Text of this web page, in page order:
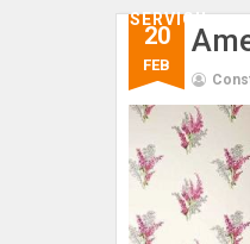
SERVICII
20
FEB